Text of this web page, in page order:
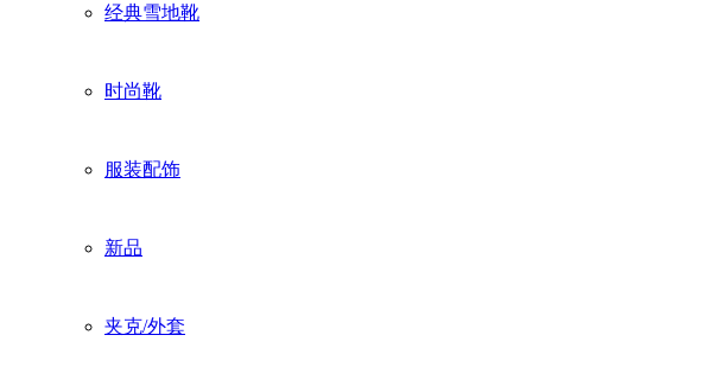
经典雪地靴
时尚靴
服装配饰
新品
夹克/外套